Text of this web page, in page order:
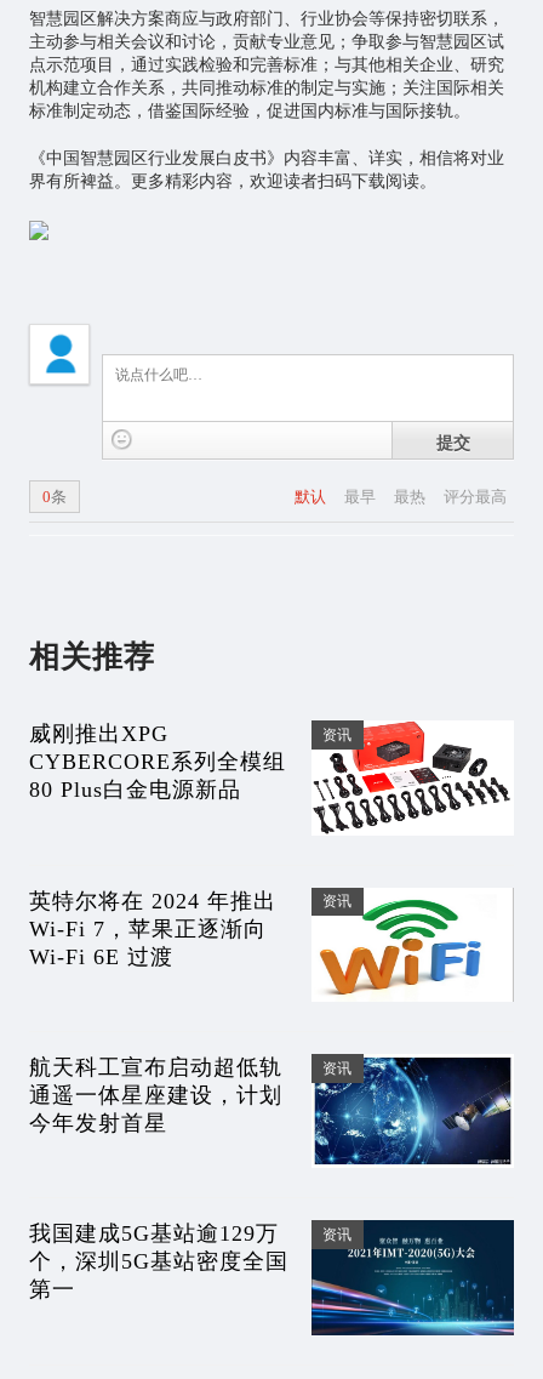
智慧园区解决方案商应与政府部门、行业协会等保持密切联系，
主动参与相关会议和讨论，贡献专业意见；争取参与智慧园区试
点示范项目，通过实践检验和完善标准；与其他相关企业、研究
机构建立合作关系，共同推动标准的制定与实施；关注国际相关
标准制定动态，借鉴国际经验，促进国内标准与国际接轨。
《中国智慧园区行业发展白皮书》内容丰富、详实，相信将对业
界有所裨益。更多精彩内容，欢迎读者扫码下载阅读。
提交
默认 最早 最热 评分最高
0条
相关推荐
威刚推出XPG
CYBERCORE系列全模组
80 Plus白金电源新品
资讯
英特尔将在 2024 年推出
Wi-Fi 7，苹果正逐渐向
Wi-Fi 6E 过渡
资讯
航天科工宣布启动超低轨
通遥一体星座建设，计划
今年发射首星
资讯
我国建成5G基站逾129万
个，深圳5G基站密度全国
第一
资讯